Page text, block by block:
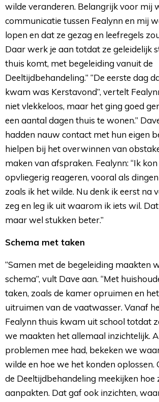
wilde veranderen. Belangrijk voor mij
communicatie tussen Fealynn en mij
lopen en dat ze gezag en leefregels
Daar werk je aan totdat ze geleidelijk
thuis komt, met begeleiding vanuit de
Deeltijdbehandeling.” “De eerste dag
kwam was Kerstavond”, vertelt
niet vlekkeloos, maar het ging goed
een aantal dagen thuis te wonen.”
hadden nauw contact met hun eigen
hielpen bij het overwinnen van
maken van afspraken. Fealynn: “Ik
opvliegerig reageren, vooral als
zoals ik het wilde. Nu denk ik eerst na
zeg en leg ik uit waarom ik iets wil.
maar wel stukken beter.”
Schema met taken
“Samen met de begeleiding maakten
schema”, vult Dave aan. “Met
taken, zoals de kamer opruimen en
uitruimen van de vaatwasser. Vanaf
Fealynn thuis kwam uit school totdat
we maakten het allemaal inzichtelijk.
problemen mee had, bekeken we
wilde en hoe we het konden oplossen.
de Deeltijdbehandeling meekijken hoe
aanpakten. Dat gaf ook inzichten,